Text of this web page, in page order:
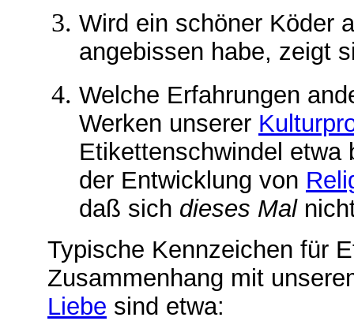
Wird ein schöner Köder
angebissen habe, zeigt
Welche Erfahrungen
Werken unserer
Etikettenschwindel etwa
der Entwicklung von
daß sich dieses Mal
Typische Kennzeichen für
Zusammenhang mit
Liebe sind etwa: